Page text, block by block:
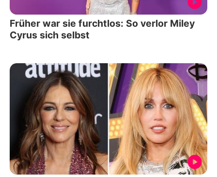
Früher war sie furchtlos: So verlor Miley
Cyrus sich selbst